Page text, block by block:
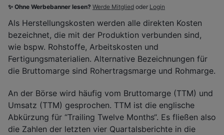
✨ Ohne Werbebanner lesen? Werde Mitglied oder Login
Als Herstellungskosten werden alle direkten Kosten
bezeichnet, die mit der Produktion verbunden sind,
wie bspw. Rohstoffe, Arbeitskosten und
Fertigungsmaterialien. Alternative Bezeichnungen für
die Bruttomarge sind Rohertragsmarge und Rohmarge.
An der Börse wird häufig vom Bruttomarge (TTM) und
Umsatz (TTM) gesprochen. TTM ist die englische
Abkürzung für “Trailing Twelve Months“. Es fließen also
die Zahlen der letzten vier Quartalsberichte in die